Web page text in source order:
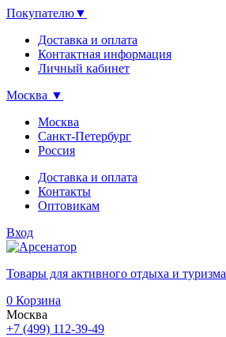
Покупателю▼
Доставка и оплата
Контактная информация
Личный кабинет
Москва ▼
Москва
Санкт-Петербург
Россия
Доставка и оплата
Контакты
Оптовикам
Вход
Товары для активного отдыха и туризма
0 Корзина
Москва
+7 (499) 112-39-49